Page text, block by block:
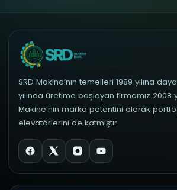
SRD Makina’nın temelleri 1989 yılına
yılında üretime başlayan firmamız 2008
Makine’nin marka patentini alarak
elevatörlerini de katmıştır.